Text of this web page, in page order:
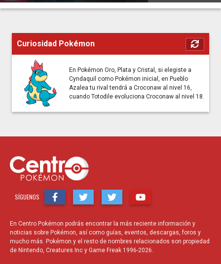
Curiosidad Pokémon
En Pokémon Oro, Plata y Cristal, si elegiste a
Cyndaquil como Pokémon inicial, en Pueblo
Azalea tu rival tendrá a Croconaw al nivel 16,
cuando Totodile evoluciona Croconaw al nivel 18.
SÍGUENOS
En Centro Pokémon podrás encontrar la más reciente información y
noticias sobre Pokémon, así como guías, eventos, descargas, foros y
mucho más. Pokémon y el resto de nombres relacionados son propiedad
de Nintendo, Creatures Inc y Game Freak 1996-2026.